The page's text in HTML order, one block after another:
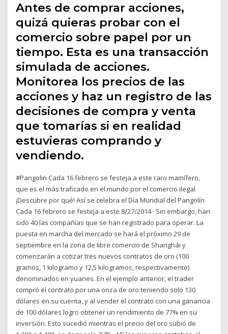
Antes de comprar acciones,
quizá quieras probar con el
comercio sobre papel por un
tiempo. Esta es una transacción
simulada de acciones.
Monitorea los precios de las
acciones y haz un registro de las
decisiones de compra y venta
que tomarías si en realidad
estuvieras comprando y
vendiendo.
#Pangolin Cada 16 febrero se festeja a este raro mamífero,
que es el más traficado en el mundo por el comercio ilegal
¡Descubre por qué! Así se celebra el Día Mundial del Pangolín
Cada 16 febrero se festeja a este 8/27/2014 · Sin embargo, han
sido 40 las compañías que se han registrado para operar. La
puesta en marcha del mercado se hará el próximo 29 de
septiembre en la zona de libre comercio de Shanghái y
comenzarán a cotizar tres nuevos contratos de oro (100
gramos, 1 kilogramo y 12,5 kilogramos, respectivamente)
denominados en yuanes. En el ejemplo anterior, el trader
compró el contrato por una onza de oro teniendo solo 130
dólares en su cuenta, y al vender el contrato con una ganancia
de 100 dólares logro obtener un rendimiento de 77% en su
inversión. Esto sucedió mientras el precio del oro subió de